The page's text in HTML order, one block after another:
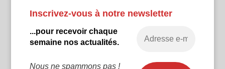
Inscrivez-vous à notre newsletter
...pour recevoir chaque
semaine nos actualités.
Nous ne spammons pas !